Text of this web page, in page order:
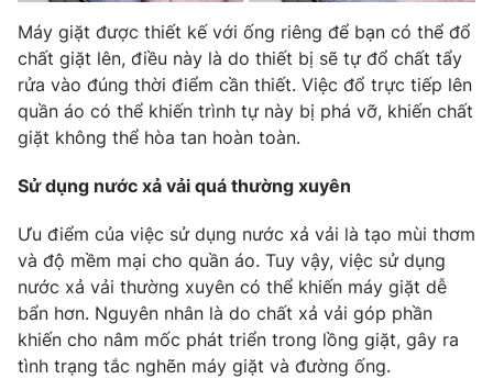
Máy giặt được thiết kế với ống riêng để bạn có thể đổ
chất giặt lên, điều này là do thiết bị sẽ tự đổ chất tẩy
rửa vào đúng thời điểm cần thiết. Việc đổ trực tiếp lên
quần áo có thể khiến trình tự này bị phá vỡ, khiến chất
giặt không thể hòa tan hoàn toàn.
Sử dụng nước xả vải quá thường xuyên
Ưu điểm của việc sử dụng nước xả vải là tạo mùi thơm
và độ mềm mại cho quần áo. Tuy vậy, việc sử dụng
nước xả vải thường xuyên có thể khiến máy giặt dễ
bẩn hơn. Nguyên nhân là do chất xả vải góp phần
khiến cho nâm mốc phát triển trong lồng giặt, gây ra
tình trạng tắc nghẽn máy giặt và đường ống.